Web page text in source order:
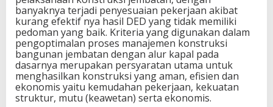
banyaknya terjadi penyesuaian pekerjaan akibat
kurang efektif nya hasil DED yang tidak memiliki
pedoman yang baik. Kriteria yang digunakan dalam
pengoptimalan proses manajemen konstruksi
bangunan jembatan dengan alur kapal pada
dasarnya merupakan persyaratan utama untuk
menghasilkan konstruksi yang aman, efisien dan
ekonomis yaitu kemudahan pekerjaan, kekuatan
struktur, mutu (keawetan) serta ekonomis.